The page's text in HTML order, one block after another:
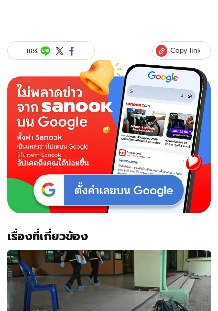
แชร์ Copy link
เรื่องที่เกี่ยวข้อง